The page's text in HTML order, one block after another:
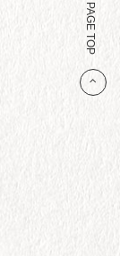
PAGE TOP